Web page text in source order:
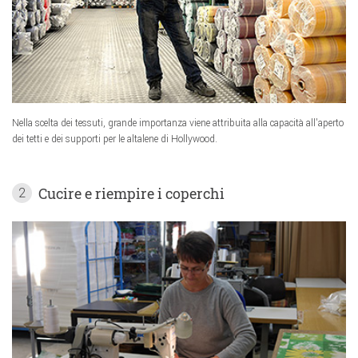
Nella scelta dei tessuti, grande importanza viene attribuita alla capacità all'aperto
dei tetti e dei supporti per le altalene di Hollywood.
2 Cucire e riempire i coperchi